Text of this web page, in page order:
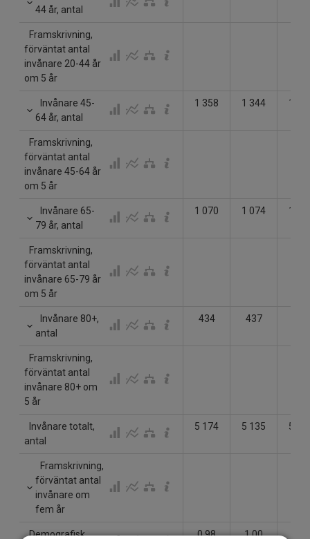
44 år, antal
Framskrivning,
förväntat antal
invånare 20-44 år
om 5 år
Invånare 45-
64 år, antal
1 358 1 344 1
Framskrivning,
förväntat antal
invånare 45-64 år
om 5 år
Invånare 65-
79 år, antal
1 070 1 074 1
Framskrivning,
förväntat antal
invånare 65-79 år
om 5 år
Invånare 80+,
antal
434 437
Framskrivning,
förväntat antal
invånare 80+ om
5 år
Invånare totalt,
antal
5 174 5 135 5
Framskrivning,
förväntat antal
invånare om
fem år
Demografisk
0.98 1.00